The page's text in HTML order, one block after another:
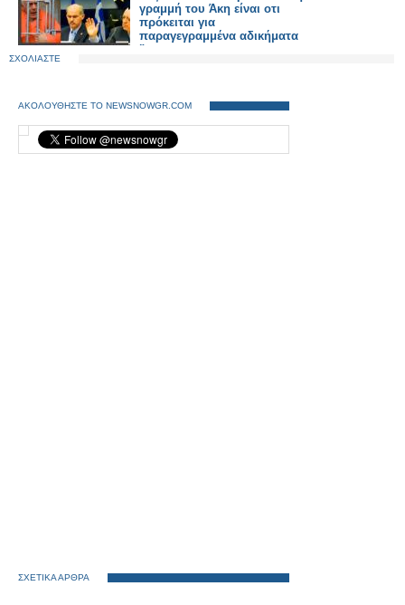
γραμμή του Άκη είναι οτι
πρόκειται για
παραγεγραμμένα αδικήματα
".
ΣΧΟΛΙΑΣΤΕ
ΑΚΟΛΟΥΘΗΣΤΕ ΤΟ NEWSNOWGR.COM
ΣΧΕΤΙΚΑ ΑΡΘΡΑ